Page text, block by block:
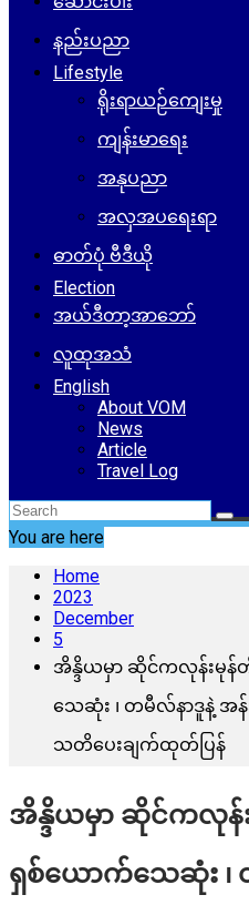
နည်းပညာ
Lifestyle
ရိုးရာယဉ်ကျေးမှု
ကျန်းမာရေး
အနုပညာ
အလှအပရေးရာ
ဓာတ်ပုံ ဗီဒီယို
Election
အယ်ဒီတာ့အာဘော်
လူထုအသံ
English
About VOM
News
Article
Travel Log
You are here
Home
2023
December
5
အိန္ဒိယမှာ ဆိုင်ကလုန်းမုန်
သေဆုံး ၊ တမီလ်နာဒူနဲ့ အန်
သတိပေးချက်ထုတ်ပြန်
အိန္ဒိယမှာ ဆိုင်ကလုန်
ရှစ်ယောက်သေဆုံး ၊